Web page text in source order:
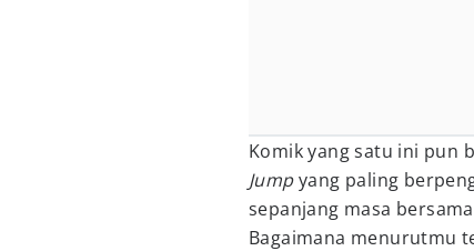
Komik yang satu ini pun
Jumpyang paling
sepanjang masa bersama
Bagaimana menurutmu